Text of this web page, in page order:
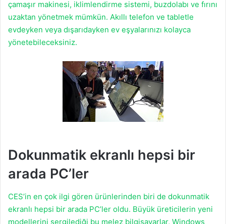
çamaşır makinesi, iklimlendirme sistemi, buzdolabı ve fırını
uzaktan yönetmek mümkün. Akıllı telefon ve tabletle
evdeyken veya dışarıdayken ev eşyalarınızı kolayca
yönetebileceksiniz.
Dokunmatik ekranlı hepsi bir
arada PC’ler
CES’in en çok ilgi gören ürünlerinden biri de dokunmatik
ekranlı hepsi bir arada PC’ler oldu. Büyük üreticilerin yeni
modellerini sergilediği bu melez bilgisayarlar, Windows